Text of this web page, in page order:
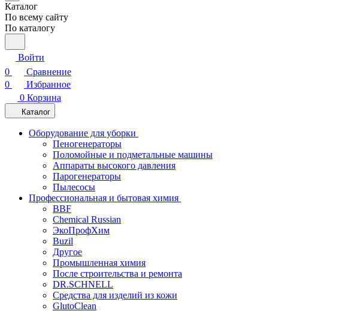
Каталог
По всему сайту
По каталогу
Войти
0
Сравнение
0
Избранное
0 Корзина
Каталог
Оборудование для уборки
Пеногенераторы
Поломойные и подметальные машины
Аппараты высокого давления
Парогенераторы
Пылесосы
Профессиональная и бытовая химия
BBF
Chemical Russian
ЭкоПрофХим
Buzil
Другое
Промышленная химия
После строительства и ремонта
DR.SCHNELL
Средства для изделий из кожи
GlutoClean